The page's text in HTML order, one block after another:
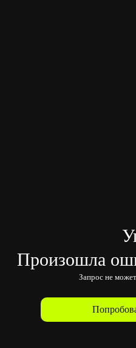
Произошла
Запрос не